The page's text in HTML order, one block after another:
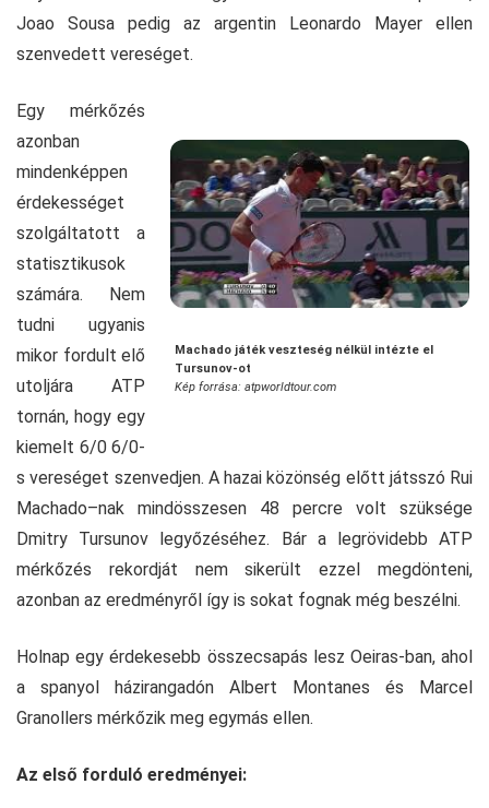
Joao Sousa pedig az argentin Leonardo Mayer ellen
szenvedett vereséget.
Machado játék veszteség nélkül intézte el
Tursunov-ot
Kép forrása: atpworldtour.com
Egy mérkőzés
azonban
mindenképpen
érdekességet
szolgáltatott a
statisztikusok
számára. Nem
tudni ugyanis
mikor fordult elő
utoljára ATP
tornán, hogy egy
kiemelt 6/0 6/0-
s vereséget szenvedjen. A hazai közönség előtt játsszó Rui
Machado–nak mindösszesen 48 percre volt szüksége
Dmitry Tursunov legyőzéséhez. Bár a legrövidebb ATP
mérkőzés rekordját nem sikerült ezzel megdönteni,
azonban az eredményről így is sokat fognak még beszélni.
Holnap egy érdekesebb összecsapás lesz Oeiras-ban, ahol
a spanyol házirangadón Albert Montanes és Marcel
Granollers mérkőzik meg egymás ellen.
Az első forduló eredményei: